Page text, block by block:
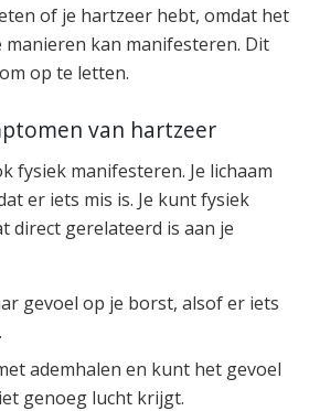
of je hartzeer hebt, omdat het
manieren kan manifesteren. Dit
op te letten.
van hartzeer
fysiek manifesteren. Je lichaam
er iets mis is. Je kunt fysiek
direct gerelateerd is aan je
gevoel op je borst, alsof er iets
ademhalen en kunt het gevoel
genoeg lucht krijgt.